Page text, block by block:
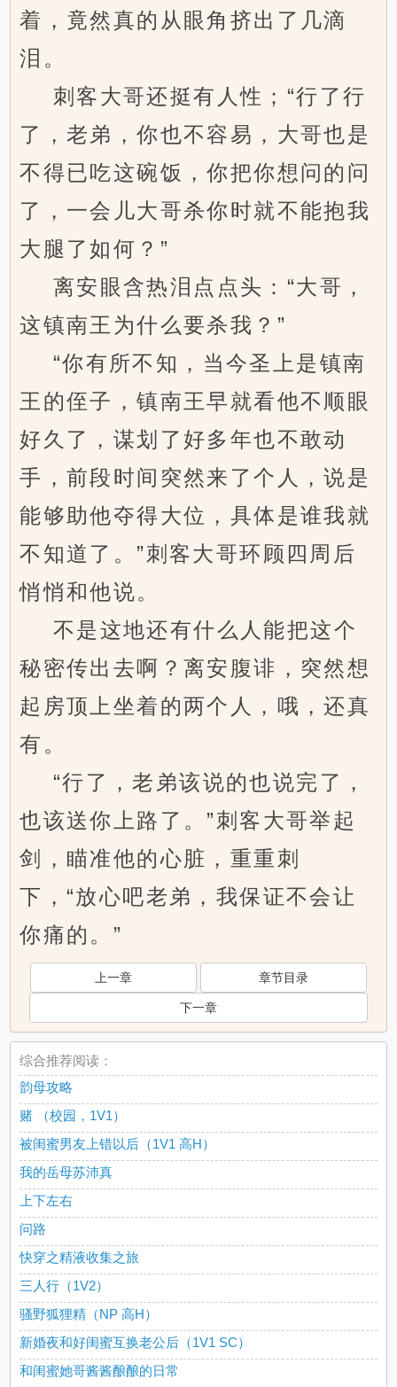
着，竟然真的从眼角挤出了几滴
泪。
刺客大哥还挺有人性；“行了行
了，老弟，你也不容易，大哥也是
不得已吃这碗饭，你把你想问的问
了，一会儿大哥杀你时就不能抱我
大腿了如何？”
离安眼含热泪点点头：“大哥，
这镇南王为什么要杀我？”
“你有所不知，当今圣上是镇南
王的侄子，镇南王早就看他不顺眼
好久了，谋划了好多年也不敢动
手，前段时间突然来了个人，说是
能够助他夺得大位，具体是谁我就
不知道了。”刺客大哥环顾四周后
悄悄和他说。
不是这地还有什么人能把这个
秘密传出去啊？离安腹诽，突然想
起房顶上坐着的两个人，哦，还真
有。
“行了，老弟该说的也说完了，
也该送你上路了。”刺客大哥举起
剑，瞄准他的心脏，重重刺
下，“放心吧老弟，我保证不会让
你痛的。”
上一章 章节目录
下一章
综合推荐阅读：
韵母攻略
赌 （校园，1V1）
被闺蜜男友上错以后（1V1 高H）
我的岳母苏沛真
上下左右
问路
快穿之精液收集之旅
三人行（1V2）
骚野狐狸精（NP 高H）
新婚夜和好闺蜜互换老公后（1V1 SC）
和闺蜜她哥酱酱酿酿的日常